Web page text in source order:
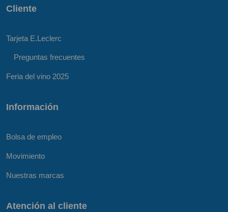
Cliente
Tarjeta E.Leclerc
Preguntas frecuentes
Feria del vino 2025
Información
Bolsa de empleo
Movimiento
Nuestras marcas
Atención al cliente